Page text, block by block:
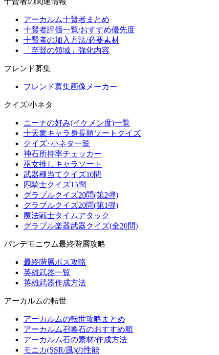
アーカルム十賢者まとめ
十賢者評価一覧/おすすめ優先度
十賢者の加入方法/必要素材
「至賢の領域」強化内容
フレンド募集
フレンド募集画像メーカー
クイズ/小ネタ
ニーナの好み(イケメン度)一覧
十天衆キャラ身長順ソートクイズ
クイズ･小ネタ一覧
神石所持率チェッカー
巫女推しキャラソート
武器種当てクイズ10問
四騎士クイズ15問
グラブルクイズ20問(第2弾)
グラブルクイズ20問(第1弾)
魔法戦士タイムアタック
グラブル楽器武器クイズ(全20問)
パンデモニウム最終階層攻略
最終階層ボス攻略
英雄武器一覧
英雄武器作成方法
アーカルムの転世
アーカルムの転世攻略まとめ
アーカルム召喚石のおすすめ順
アーカルム石の素材/作成方法
モニカ(SSR/風)の性能